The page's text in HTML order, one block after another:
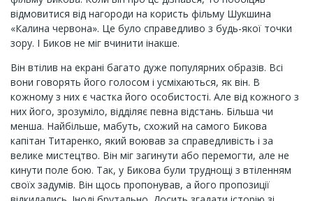
відмовитися від нагороди на користь фільму Шукшина
«Калина червона». Це було справедливо з будь-якої точки
зору. І Биков не міг вчинити інакше.
Він втілив на екрані багато дуже популярних образів. Всі
вони говорять його голосом і усміхаються, як він. В
кожному з них є частка його особистості. Але від кожного з
них його, зрозуміло, відділяє певна відстань. Більша чи
менша. Найбільше, мабуть, схожий на самого Бикова
капітан Титаренко, який воював за справедливість і за
велике мистецтво. Він міг загинути або перемогти, але не
кинути поле бою. Так, у Бикова були труднощі з втіленням
своїх задумів. Він щось пропонував, а його пропозиції